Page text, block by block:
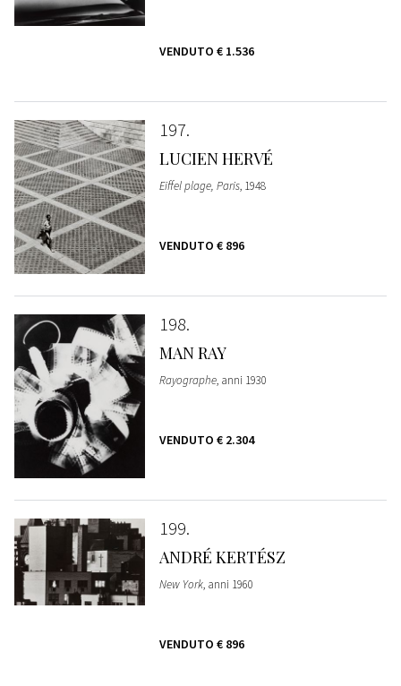
VENDUTO € 1.536
197
LUCIEN HERVÉ
Eiffel plage, Paris, 1948
VENDUTO € 896
198
MAN RAY
Rayographe, anni 1930
VENDUTO € 2.304
199
ANDRÉ KERTÉSZ
New York, anni 1960
VENDUTO € 896